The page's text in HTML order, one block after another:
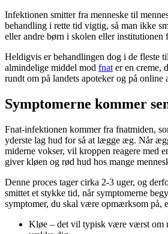
Infektionen smitter fra menneske til
behandling i rette tid vigtig, så man ikke
eller andre børn i skolen eller institutionen
Heldigvis er behandlingen dog i de fleste
almindelige middel mod fnat er en creme,
rundt om på landets apoteker og på online
Symptomerne kommer
Fnat-infektionen kommer fra fnatmiden,
yderste lag hud for så at lægge æg. Når
miderne vokser, vil kroppen reagere med
giver kløen og rød hud hos mange
Denne proces tager cirka 2-3 uger, og
smittet et stykke tid, når symptomerne
symptomer, du skal være opmærksom på,
Kløe – det vil typisk være værst om